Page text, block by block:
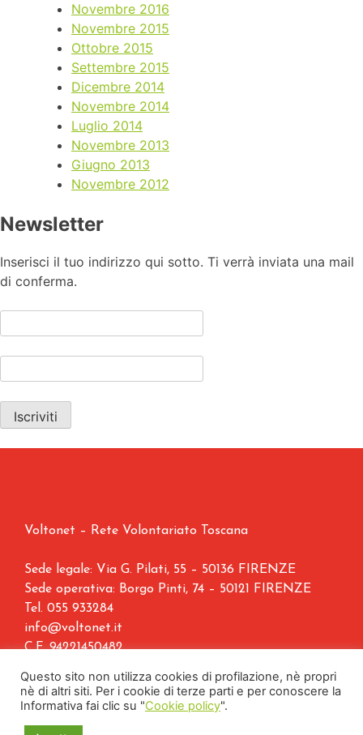
Novembre 2016
Novembre 2015
Ottobre 2015
Settembre 2015
Dicembre 2014
Novembre 2014
Luglio 2014
Novembre 2013
Giugno 2013
Novembre 2012
Newsletter
Inserisci il tuo indirizzo qui sotto. Ti verrà inviata una mail
di conferma.
Voltonet – Rete Volontariato Toscana
Sede legale: Via G. Pilati, 55 – 50136 FIRENZE
Sede operativa: Borgo Pinti, 74 – 50121 FIRENZE
Tel. 055 933284
info@voltonet.it
C.F. 94221450482
Copyright © 2021. Voltonet | All Rights Reserved.
Questo sito non utilizza cookies di profilazione, nè propri
nè di altri siti. Per i cookie di terze parti e per conoscere la
Informativa fai clic su "Cookie policy".